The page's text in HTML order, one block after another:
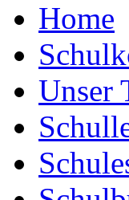
Home
Unser